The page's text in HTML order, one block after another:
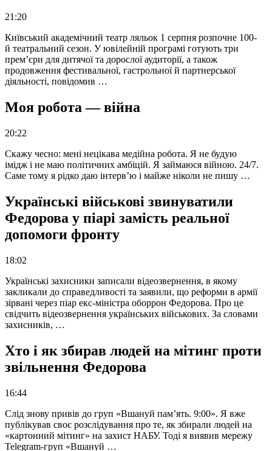
21:20
Київський академічний театр ляльок 1 серпня розпочне 100-
й театральний сезон. У ювілейній програмі готують три
прем’єри для дитячої та дорослої аудиторії, а також
продовження фестивальної, гастрольної й партнерської
діяльності, повідомив …
Моя робота — війна
20:22
Скажу чесно: мені нецікава медійна робота. Я не будую
імідж і не маю політичних амбіцій. Я займаюся війною. 24/7.
Саме тому я рідко даю інтерв’ю і майже ніколи не пишу …
Українські військові звинуватили
Федорова у піарі замість реальної
допомоги фронту
18:02
Українські захисники записали відеозвернення, в якому
закликали до справедливості та заявили, що реформи в армії
зірвані через піар екс-міністра оборрон Федорова. Про це
свідчить відеозвернення українських військових. За словами
захисників, …
Хто і як збирав людей на мітинг проти
звільнення Федорова
16:44
Слід знову привів до груп «Вшануй пам’ять. 9:00». Я вже
публікував своє розслідування про те, як збирали людей на
«картонний мітинг» на захист НАБУ. Тоді я виявив мережу
Telegram-груп «Вшануй …